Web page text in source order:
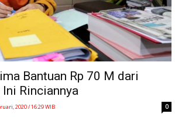
Bantuan Rp 70 M dari
Ini Rinciannya
2020 / 16:29 WIB 0